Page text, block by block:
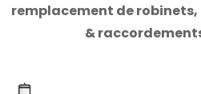
remplacement de
&